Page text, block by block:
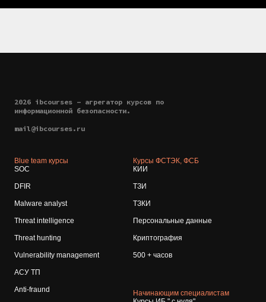
2026 ibcourses - агрегатор курсов по
информационной безопасности.
mail@ibcourses.ru
Blue team курсы
SOC
DFIR
Malware analyst
Threat intelligence
Threat hunting
Vulnerability management
АСУ ТП
Anti-fraund
Курсы ФСТЭК, ФСБ
КИИ
ТЗИ
ТЗКИ
Персональные данные
Криптография
500 + часов
Начинающим специалистам